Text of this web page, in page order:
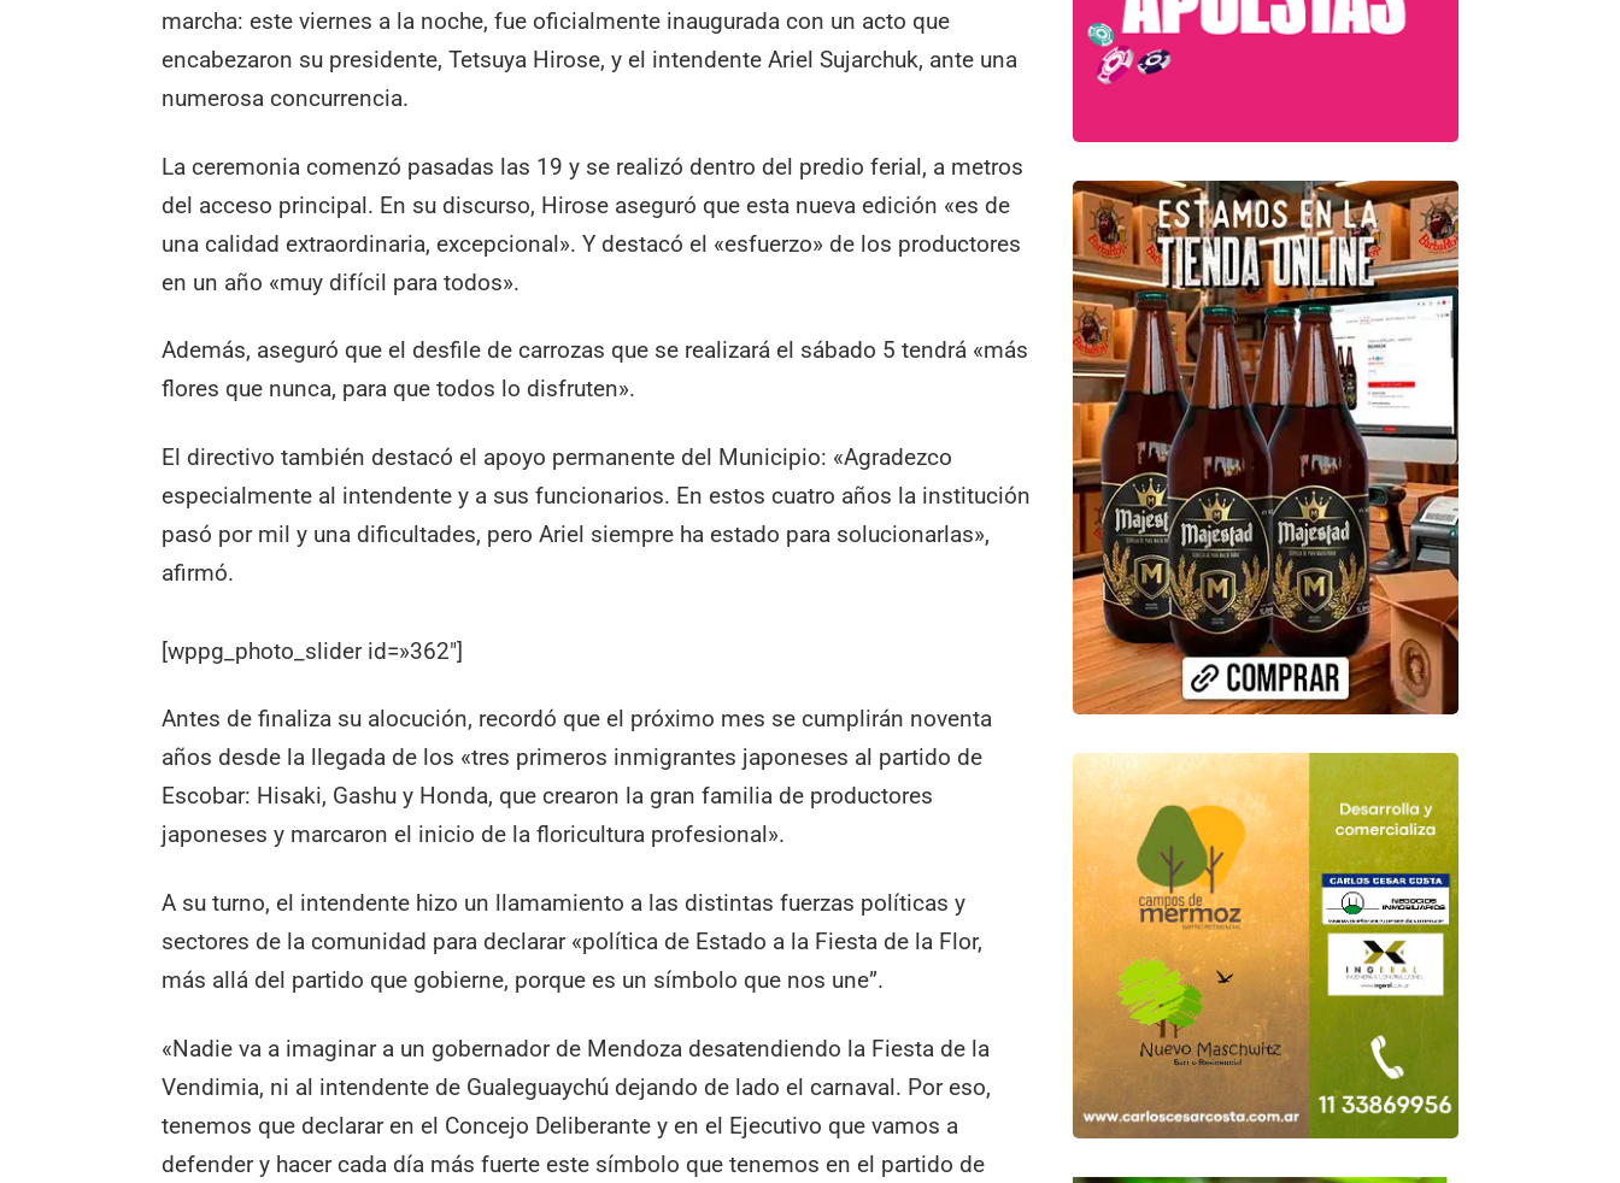
marcha: este viernes a la noche, fue oficialmente inaugurada con un acto que
encabezaron su presidente, Tetsuya Hirose, y el intendente Ariel Sujarchuk, ante una
numerosa concurrencia.
La ceremonia comenzó pasadas las 19 y se realizó dentro del predio ferial, a metros
del acceso principal. En su discurso, Hirose aseguró que esta nueva edición «es de
una calidad extraordinaria, excepcional». Y destacó el «esfuerzo» de los productores
en un año «muy difícil para todos».
Además, aseguró que el desfile de carrozas que se realizará el sábado 5 tendrá «más
flores que nunca, para que todos lo disfruten».
El directivo también destacó el apoyo permanente del Municipio: «Agradezco
especialmente al intendente y a sus funcionarios. En estos cuatro años la institución
pasó por mil y una dificultades, pero Ariel siempre ha estado para solucionarlas»,
afirmó.
[wppg_photo_slider id=»362″]
Antes de finaliza su alocución, recordó que el próximo mes se cumplirán noventa
años desde la llegada de los «tres primeros inmigrantes japoneses al partido de
Escobar: Hisaki, Gashu y Honda, que crearon la gran familia de productores
japoneses y marcaron el inicio de la floricultura profesional».
A su turno, el intendente hizo un llamamiento a las distintas fuerzas políticas y
sectores de la comunidad para declarar «política de Estado a la Fiesta de la Flor,
más allá del partido que gobierne, porque es un símbolo que nos une”.
«Nadie va a imaginar a un gobernador de Mendoza desatendiendo la Fiesta de la
Vendimia, ni al intendente de Gualeguaychú dejando de lado el carnaval. Por eso,
tenemos que declarar en el Concejo Deliberante y en el Ejecutivo que vamos a
defender y hacer cada día más fuerte este símbolo que tenemos en el partido de